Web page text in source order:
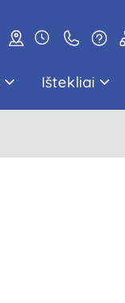
Ištekliai